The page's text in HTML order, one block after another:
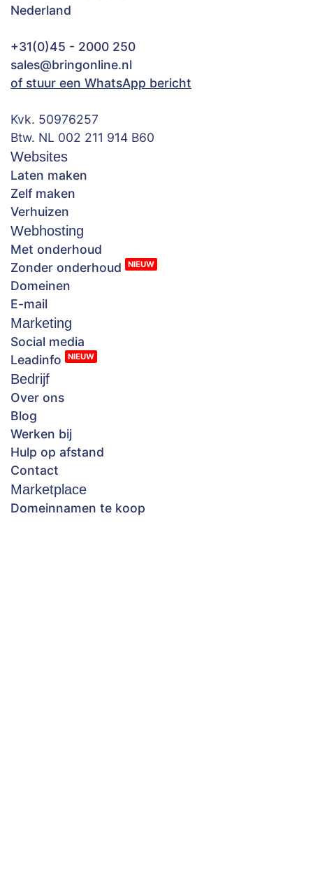
Nederland
+31(0)45 - 2000 250
sales@bringonline.nl
of stuur een WhatsApp bericht
Kvk. 50976257
Btw. NL 002 211 914 B60
Websites
Laten maken
Zelf maken
Verhuizen
Webhosting
Met onderhoud
Zonder onderhoud
NIEUW
Domeinen
E-mail
Marketing
Social media
Leadinfo
NIEUW
Bedrijf
Over ons
Blog
Werken bij
Hulp op afstand
Contact
Marketplace
Domeinnamen te koop